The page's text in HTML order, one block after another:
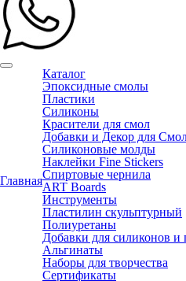
Главная
Каталог
Эпоксидные смолы
Пластики
Силиконы
Красители для смол
Добавки и Декор для
Силиконовые молды
Наклейки Fine Stickers
Спиртовые чернила
ART Boards
Инструменты
Пластилин скульптурный
Полиуретаны
Добавки для силиконов и
Альгинаты
Наборы для творчества
Сертификаты